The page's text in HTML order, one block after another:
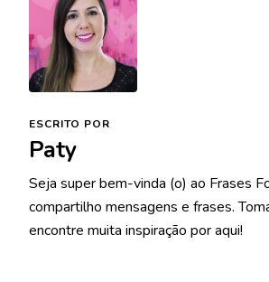
ESCRITO POR
Paty
Seja super bem-vinda (o) ao Frases
compartilho mensagens e frases.
encontre muita inspiração por aqui!